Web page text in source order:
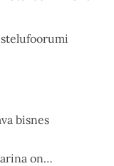
bisnes
on…